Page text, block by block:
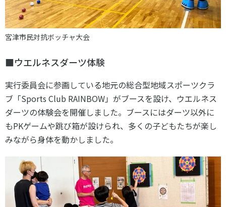
宮津市民対抗ボッチャ大会
■ウエルネスダーツ体験
実行委員会に参画している地元の総合型地域スポーツクラ
ブ「Sports Club RAINBOW」がブースを設け、ウエルネス
ダーツの体験会を開催しました。ブースにはダーツ以外に
もPKゲームや跳び箱が設けられ、多くの子どもたちが楽し
みながら身体を動かしました。